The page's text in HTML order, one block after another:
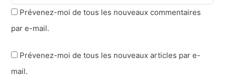
Prévenez-moi de tous les nouveaux commentaires
par e-mail.
Prévenez-moi de tous les nouveaux articles par e-
mail.